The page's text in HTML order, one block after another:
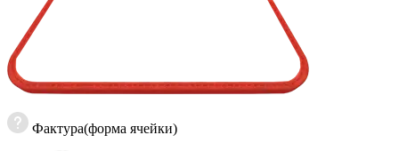
Фактура(форма ячейки)